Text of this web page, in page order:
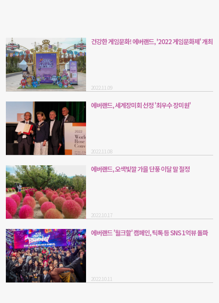
건강한 게임문화! 에버랜드, '2022 게임문화제' 개최
2022.11.09
에버랜드, 세계장미회 선정 '최우수 장미원'
2022.11.08
에버랜드, 오색빛깔 가을 단풍 이달 말 절정
2022.10.17
에버랜드 '월크할' 캠페인, 틱톡 등 SNS 1억뷰 돌파
2022.10.11